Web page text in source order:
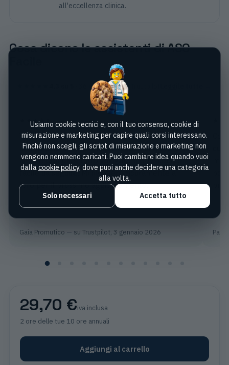
all'eccellenza clinica.
Cosa dicono le assistenti di ASO
recensioni su Trustpilot
★★★★★
Vasta scelta di corsi che mi ha permesso di fare
una selezione colmando le lacune che avevo su
alcune branche. Tutto spiegato molto bene e
facile da seguire. Mi rivolgerò sicuramente a
loro per il prossimo aggiornamento.
Gaia Promutico — su Trustpilot, 3 gennaio 2026
29,70 €iva inclusa
2 ore delle tue 10 ore annuali
Aggiungi al carrello
Usiamo cookie tecnici e, con il tuo consenso, cookie di
misurazione e marketing per capire quali corsi interessano.
Finché non scegli, gli script di misurazione e marketing non
vengono nemmeno caricati. Puoi cambiare idea quando vuoi
dalla cookie policy, dove puoi anche decidere una categoria
alla volta.
Solo necessari
Accetta tutto